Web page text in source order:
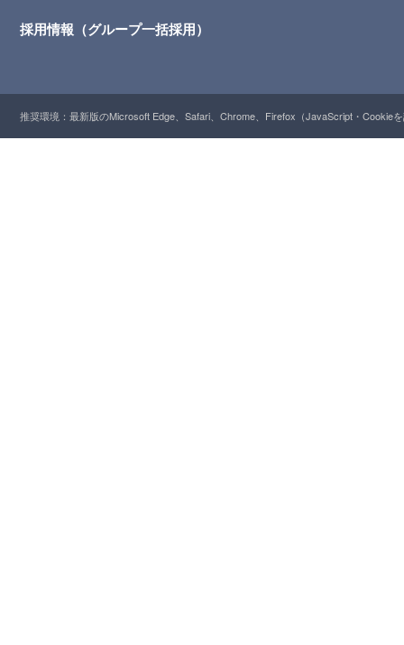
採用情報（グループ一括採用）
推奨環境：最新版のMicrosoft Edge、Safari、Chrome、Firefox（JavaScript・Cookie